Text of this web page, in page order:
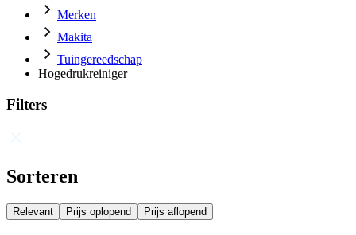
Merken
Makita
Tuingereedschap
Hogedrukreiniger
Filters
Sorteren
Relevant Prijs oplopend Prijs aflopend